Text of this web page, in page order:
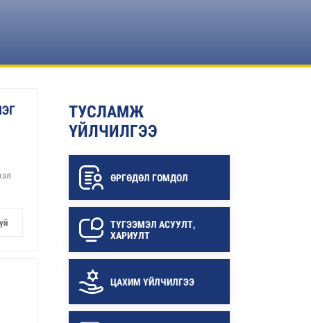
ТУСЛАМЖ
ҮЙЛЧИЛГЭЭ
ӨРГӨДӨЛ ГОМДОЛ
ТҮГЭЭМЭЛ АСУУЛТ,
ХАРИУЛТ
ЦАХИМ ҮЙЛЧИЛГЭЭ